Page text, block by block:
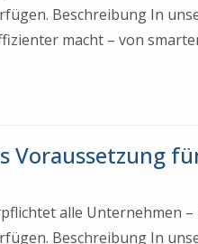
Beschreibung In
macht – von
alle Unternehmen
Beschreibung In